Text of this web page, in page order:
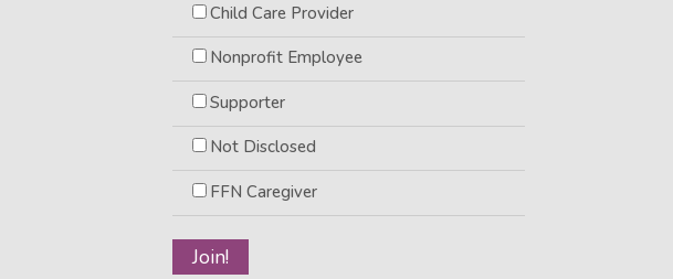
Child Care Provider
Nonprofit Employee
Supporter
Not Disclosed
FFN Caregiver